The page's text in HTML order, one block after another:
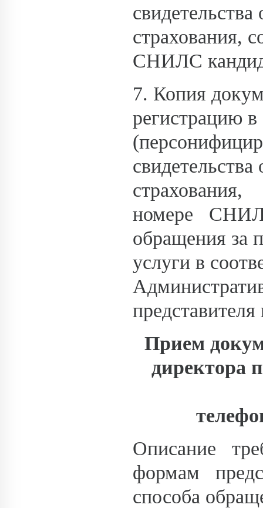
свидетельства
страхования,
СНИЛС
7. Копия
регистрацию в
свидетельства
номере
обращения за
услуги в
Прием
директора
Описание
формам
способа